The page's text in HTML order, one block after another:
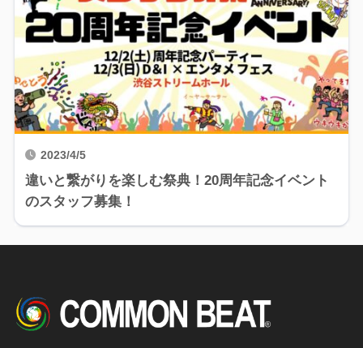
2023/4/5
違いと繋がりを楽しむ祭典！20周年記念イベント
のスタッフ募集！